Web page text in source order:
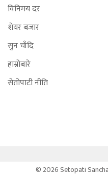
विनिमय दर
शेयर बजार
सुन चाँदि
हाम्रोबारे
सेतोपाटी नीति
© 2026 Setopati